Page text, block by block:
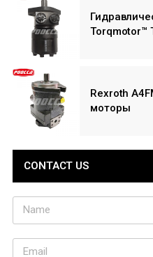
Torqmotor™
Rexroth
моторы
CONTACT US